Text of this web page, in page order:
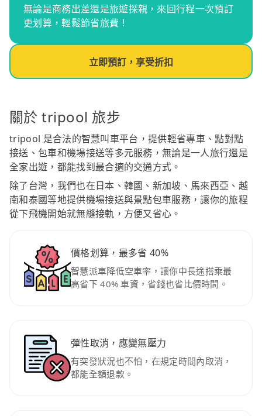
無論是商務出差還是旅遊探親，來回行程一次預訂
更划算，輕鬆節省旅費！
立即預訂，享受折扣
關於 tripool 旅步
tripool 是合法的智慧叫車平台，提供輕省專車、點對點
接送、包車和機場接送等多元服務，無論是一人旅行還是
全家出遊，都能找到最合適的交通方式。
除了台灣，我們也在日本、韓國、新加坡、馬來西亞、越
南和泰國等地提供機場接送與景點包車服務，讓你的旅程
從下飛機開始就無縫接軌，方便又省心。
價格划算，最多省 40%
智慧派車降低空車率，讓你中長途搭乘最
高省下 40% 車資，省錢也省比價時間。
彈性取消，應變無壓力
有突發狀況也不怕，在規定時間內取消，
都能全額退款。